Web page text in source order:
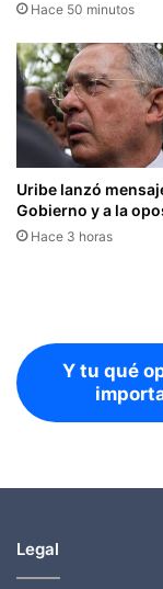
Hace 50 minutos
Uribe lanzó
Gobierno y a la
Hace 3 horas
Y tu qué
Legal